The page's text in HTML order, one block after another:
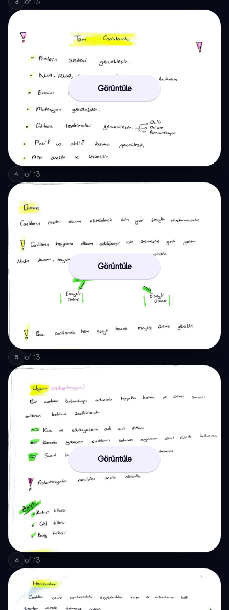
Görüntüle
4 of 13
Görüntüle
5 of 13
Görüntüle
6 of 13